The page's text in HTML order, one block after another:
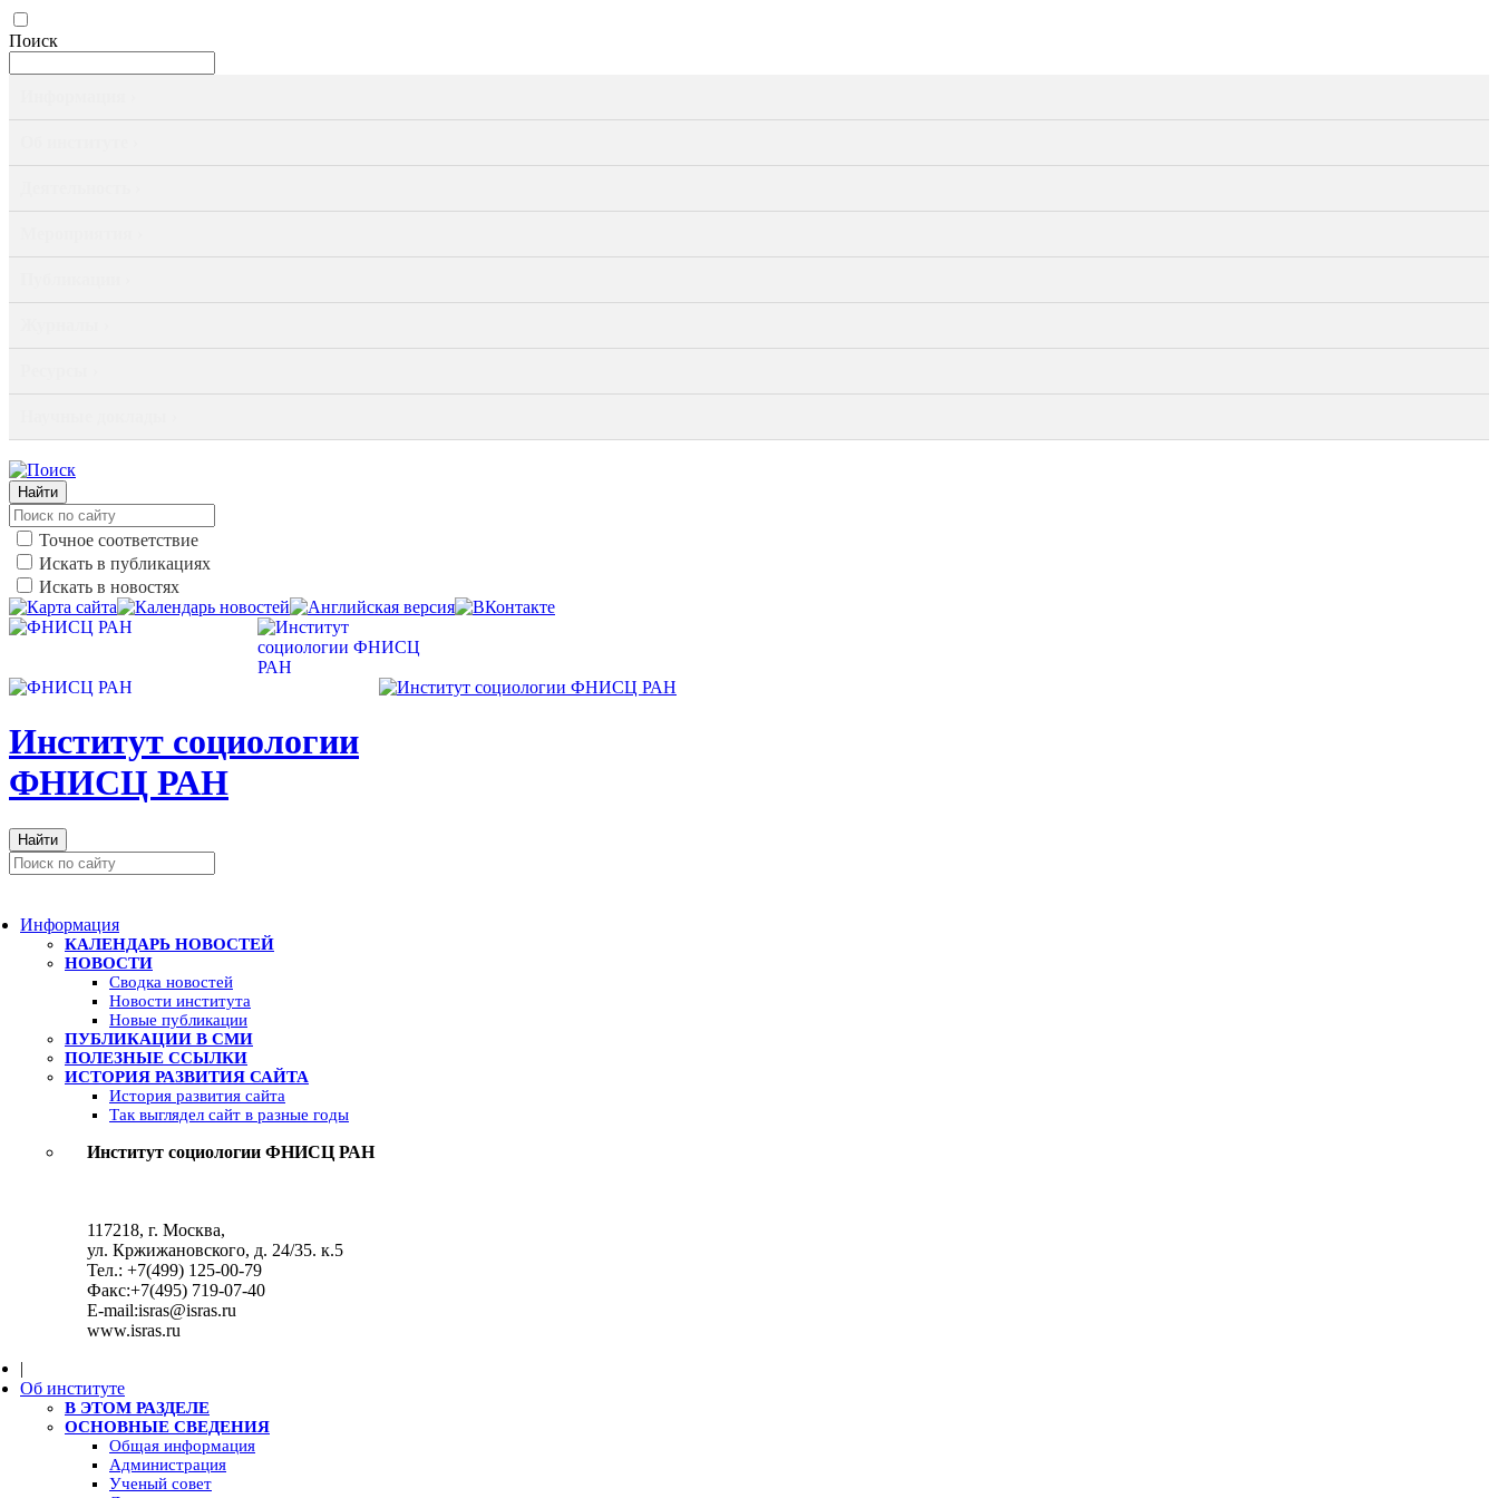
Поиск
Найти
Точное соответствие
Искать в публикациях
Искать в новостях
Институт социологии
ФНИСЦ РАН
Найти
Информация
КАЛЕНДАРЬ НОВОСТЕЙ
НОВОСТИ
Сводка новостей
Новости института
Новые публикации
ПУБЛИКАЦИИ В СМИ
ПОЛЕЗНЫЕ ССЫЛКИ
ИСТОРИЯ РАЗВИТИЯ САЙТА
История развития сайта
Так выглядел сайт в разные годы
Институт социологии ФНИСЦ РАН
117218, г. Москва,
ул. Кржижановского, д. 24/35. к.5
Тел.: +7(499) 125-00-79
Факс:+7(495) 719-07-40
E-mail:isras@isras.ru
www.isras.ru
|
Об институте
В ЭТОМ РАЗДЕЛЕ
ОСНОВНЫЕ СВЕДЕНИЯ
Общая информация
Администрация
Ученый совет